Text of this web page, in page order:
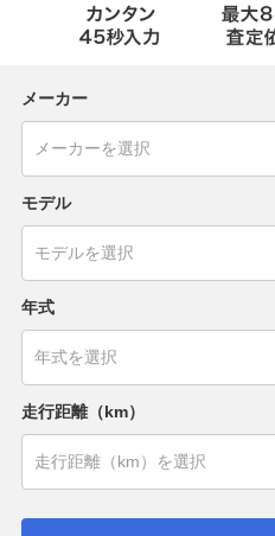
メーカー
モデル
年式
走行距離（km）